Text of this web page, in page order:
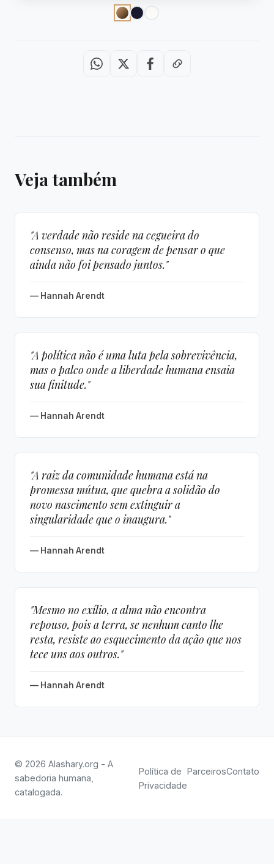
Veja também
"A verdade não reside na cegueira do
consenso, mas na coragem de pensar o que
ainda não foi pensado juntos."
— Hannah Arendt
"A política não é uma luta pela sobrevivência,
mas o palco onde a liberdade humana ensaia
sua finitude."
— Hannah Arendt
"A raiz da comunidade humana está na
promessa mútua, que quebra a solidão do
novo nascimento sem extinguir a
singularidade que o inaugura."
— Hannah Arendt
"Mesmo no exílio, a alma não encontra
repouso, pois a terra, se nenhum canto lhe
resta, resiste ao esquecimento da ação que nos
tece uns aos outros."
— Hannah Arendt
© 2026 Alashary.org - A
sabedoria humana,
catalogada.
Política de
Privacidade
ParceirosContato